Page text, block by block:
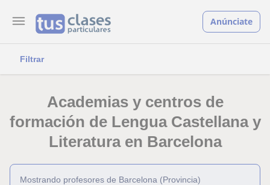
Anúnciate
Filtrar
Academias y centros de
formación de Lengua Castellana y
Literatura en Barcelona
Mostrando profesores de Barcelona (Provincia)